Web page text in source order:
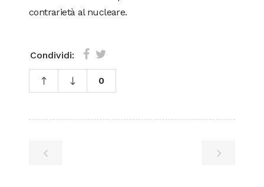
contrarietà al nucleare.
Condividi:
0